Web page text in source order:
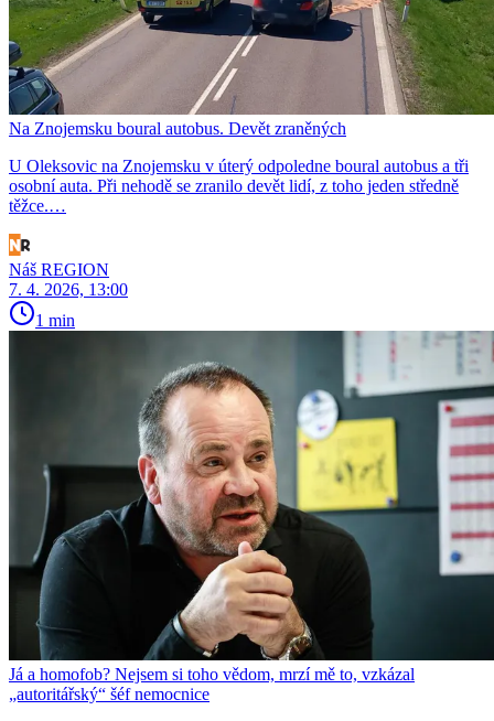
Na Znojemsku boural autobus. Devět zraněných
U Oleksovic na Znojemsku v úterý odpoledne boural autobus a tři
osobní auta. Při nehodě se zranilo devět lidí, z toho jeden středně
těžce.…
Náš REGION
7. 4. 2026, 13:00
1 min
Já a homofob? Nejsem si toho vědom, mrzí mě to, vzkázal
„autoritářský“ šéf nemocnice